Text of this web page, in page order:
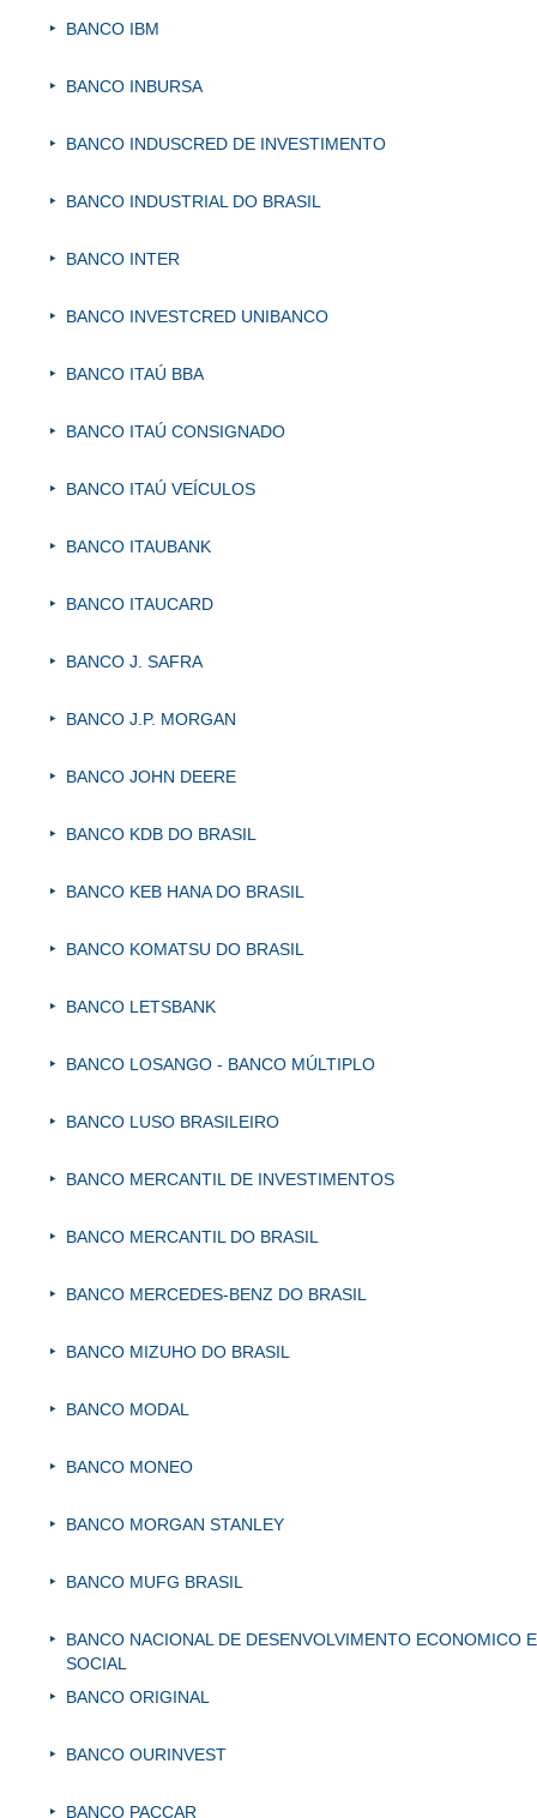
BANCO IBM
BANCO INBURSA
BANCO INDUSCRED DE INVESTIMENTO
BANCO INDUSTRIAL DO BRASIL
BANCO INTER
BANCO INVESTCRED UNIBANCO
BANCO ITAÚ BBA
BANCO ITAÚ CONSIGNADO
BANCO ITAÚ VEÍCULOS
BANCO ITAUBANK
BANCO ITAUCARD
BANCO J. SAFRA
BANCO J.P. MORGAN
BANCO JOHN DEERE
BANCO KDB DO BRASIL
BANCO KEB HANA DO BRASIL
BANCO KOMATSU DO BRASIL
BANCO LETSBANK
BANCO LOSANGO - BANCO MÚLTIPLO
BANCO LUSO BRASILEIRO
BANCO MERCANTIL DE INVESTIMENTOS
BANCO MERCANTIL DO BRASIL
BANCO MERCEDES-BENZ DO BRASIL
BANCO MIZUHO DO BRASIL
BANCO MODAL
BANCO MONEO
BANCO MORGAN STANLEY
BANCO MUFG BRASIL
BANCO NACIONAL DE DESENVOLVIMENTO ECONOMICO E
SOCIAL
BANCO ORIGINAL
BANCO OURINVEST
BANCO PACCAR